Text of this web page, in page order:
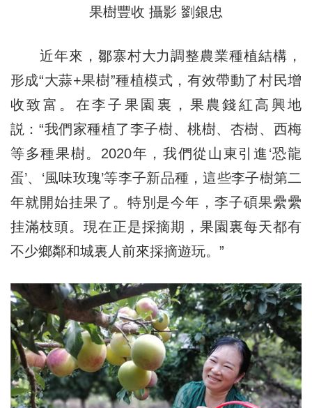
果樹豐收 攝影 劉銀忠
近年來，鄒寨村大力調整農業種植結構，
形成“大蒜+果樹”種植模式，有效帶動了村民增
收致富。在李子果園裏，果農錢紅高興地
説：“我們家種植了李子樹、桃樹、杏樹、西梅
等多種果樹。2020年，我們從山東引進‘恐龍
蛋’、‘風味玫瑰’等李子新品種，這些李子樹第二
年就開始挂果了。特別是今年，李子碩果纍纍
挂滿枝頭。現在正是採摘期，果園裏每天都有
不少鄉鄰和城裏人前來採摘遊玩。”